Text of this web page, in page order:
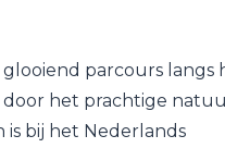
parcours langs
door het prachtige
is bij het Nederlands